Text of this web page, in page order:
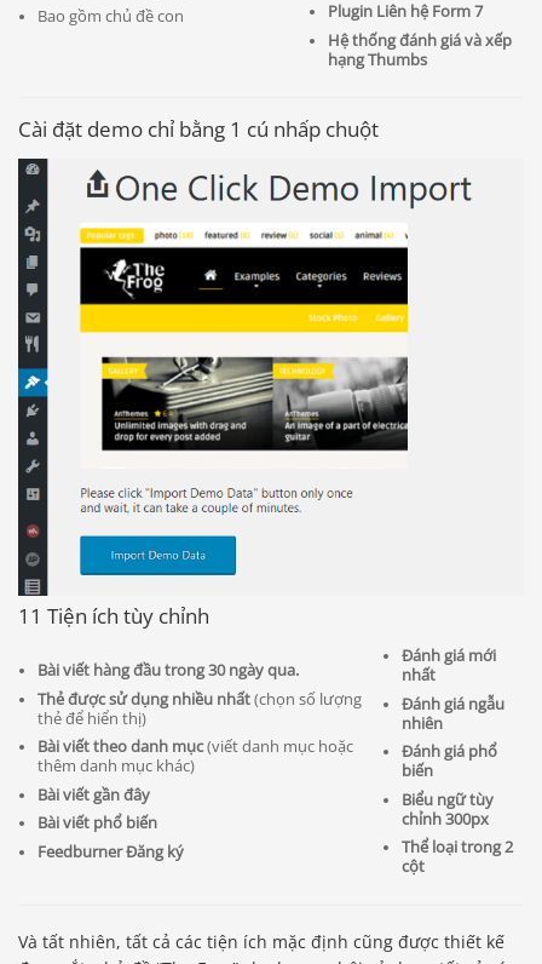
Bao gồm chủ đề con
Plugin Liên hệ Form 7
Hệ thống đánh giá và xếp
hạng Thumbs
Cài đặt demo chỉ bằng 1 cú nhấp chuột
11 Tiện ích tùy chỉnh
Bài viết hàng đầu trong 30 ngày qua.
Thẻ được sử dụng nhiều nhất(chọn số lượng
thẻ để hiển thị)
Bài viết theo danh mục(viết danh mục hoặc
thêm danh mục khác)
Bài viết gần đây
Bài viết phổ biến
Feedburner Đăng ký
Đánh giá mới
nhất
Đánh giá ngẫu
nhiên
Đánh giá phổ
biến
Biểu ngữ tùy
chỉnh 300px
Thể loại trong 2
cột
Và tất nhiên, tất cả các tiện ích mặc định cũng được thiết kế